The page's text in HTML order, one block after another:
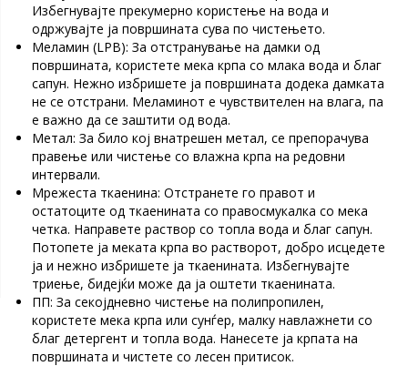
Избегнувајте прекумерно користење на вода и
одржувајте ја површината сува по чистењето.
Меламин (LPB): За отстранување на дамки од
површината, користете мека крпа со млака вода и благ
сапун. Нежно избришете ја површината додека дамката
не се отстрани. Меламинот е чувствителен на влага, па
е важно да се заштити од вода.
Метал: За било кој внатрешен метал, се препорачува
правење или чистење со влажна крпа на редовни
интервали.
Мрежеста ткаенина: Отстранете го правот и
остатоците од ткаенината со правосмукалка со мека
четка. Направете раствор со топла вода и благ сапун.
Потопете ја меката крпа во растворот, добро исцедете
ја и нежно избришете ја ткаенината. Избегнувајте
триење, бидејќи може да ја оштети ткаенината.
ПП: За секојдневно чистење на полипропилен,
користете мека крпа или сунѓер, малку навлажнети со
благ детергент и топла вода. Нанесете ја крпата на
површината и чистете со лесен притисок.